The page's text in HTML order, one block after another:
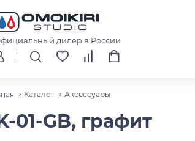
дилер в России
Каталог Аксессуары
01-GB, графит